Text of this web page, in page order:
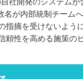
社開発のシステム
が内部統制チーム
摘を受けないよう
頼性を高める施策の